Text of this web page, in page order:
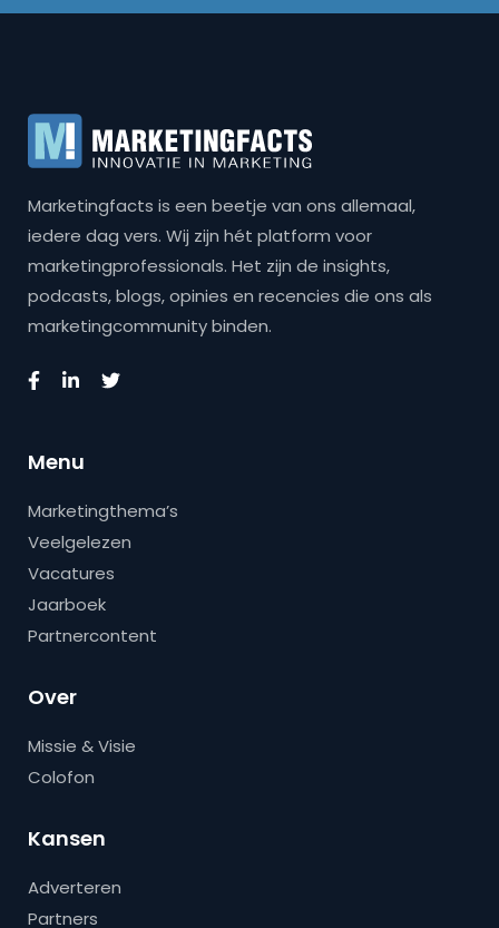
Marketingfacts is een beetje van ons allemaal,
iedere dag vers. Wij zijn hét platform voor
marketingprofessionals. Het zijn de insights,
podcasts, blogs, opinies en recencies die ons als
marketingcommunity binden.
Menu
Marketingthema’s
Veelgelezen
Vacatures
Jaarboek
Partnercontent
Over
Missie & Visie
Colofon
Kansen
Adverteren
Partners